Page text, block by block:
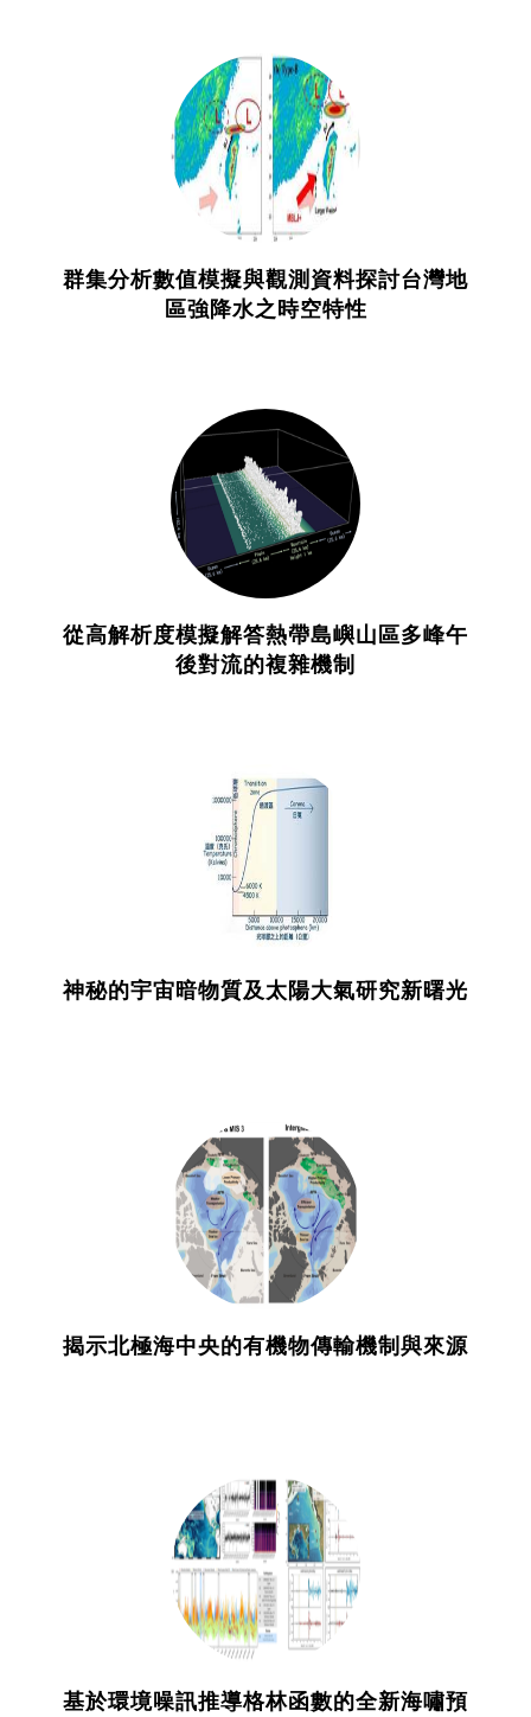
群集分析數值模擬與觀測資料探討台灣地
區強降水之時空特性
從高解析度模擬解答熱帶島嶼山區多峰午
後對流的複雜機制
神秘的宇宙暗物質及太陽大氣研究新曙光
揭示北極海中央的有機物傳輸機制與來源
基於環境噪訊推導格林函數的全新海嘯預